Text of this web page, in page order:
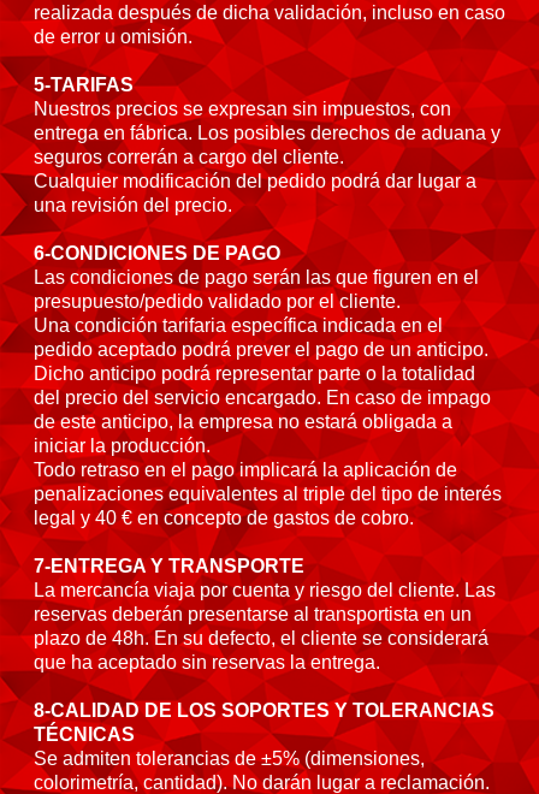
realizada después de dicha validación, incluso en caso
de error u omisión.
5-TARIFAS
Nuestros precios se expresan sin impuestos, con
entrega en fábrica. Los posibles derechos de aduana y
seguros correrán a cargo del cliente.
Cualquier modificación del pedido podrá dar lugar a
una revisión del precio.
6-CONDICIONES DE PAGO
Las condiciones de pago serán las que figuren en el
presupuesto/pedido validado por el cliente.
Una condición tarifaria específica indicada en el
pedido aceptado podrá prever el pago de un anticipo.
Dicho anticipo podrá representar parte o la totalidad
del precio del servicio encargado. En caso de impago
de este anticipo, la empresa no estará obligada a
iniciar la producción.
Todo retraso en el pago implicará la aplicación de
penalizaciones equivalentes al triple del tipo de interés
legal y 40 € en concepto de gastos de cobro.
7-ENTREGA Y TRANSPORTE
La mercancía viaja por cuenta y riesgo del cliente. Las
reservas deberán presentarse al transportista en un
plazo de 48h. En su defecto, el cliente se considerará
que ha aceptado sin reservas la entrega.
8-CALIDAD DE LOS SOPORTES Y TOLERANCIAS
TÉCNICAS
Se admiten tolerancias de ±5% (dimensiones,
colorimetría, cantidad). No darán lugar a reclamación.